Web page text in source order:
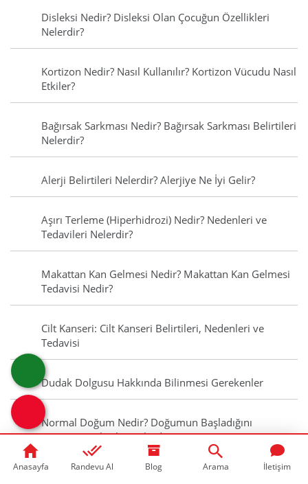
Disleksi Nedir? Disleksi Olan Çocuğun Özellikleri
Nelerdir?
Kortizon Nedir? Nasıl Kullanılır? Kortizon Vücudu Nasıl
Etkiler?
Bağırsak Sarkması Nedir? Bağırsak Sarkması Belirtileri
Nelerdir?
Alerji Belirtileri Nelerdir? Alerjiye Ne İyi Gelir?
Aşırı Terleme (Hiperhidrozi) Nedir? Nedenleri ve
Tedavileri Nelerdir?
Makattan Kan Gelmesi Nedir? Makattan Kan Gelmesi
Tedavisi Nedir?
Cilt Kanseri: Cilt Kanseri Belirtileri, Nedenleri ve
Tedavisi
Dudak Dolgusu Hakkında Bilinmesi Gerekenler
Normal Doğum Nedir? Doğumun Başladığını
Gösteren Belirtiler Nelerdir?
Anasayfa Randevu Al Blog Arama İletişim